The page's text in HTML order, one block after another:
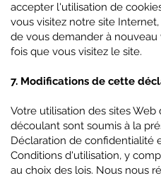
accepter l'utilisation de
vous visitez notre site
de vous demander à
fois que vous visitez le site.
7. Modifications de cette
Votre utilisation des sites Web
découlant sont soumis à la
Déclaration de confidentialité
Conditions d'utilisation, y
au choix des lois. Nous nous